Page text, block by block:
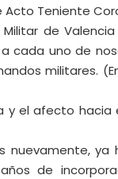
Teniente
de
cada uno de
militares.
y el afecto hacia
nuevamente, ya
de